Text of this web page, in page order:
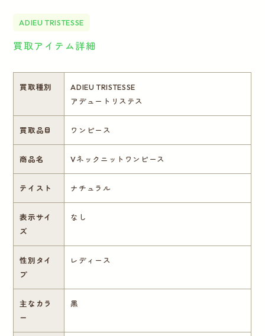
ADIEU TRISTESSE
買取アイテム詳細
買取種別
ADIEU TRISTESSE
アデュートリステス
買取品目 ワンピース
商品名 Vネックニットワンピース
テイスト ナチュラル
表示サイ
ズ
なし
性別タイ
プ
レディース
主なカラ
ー
黒